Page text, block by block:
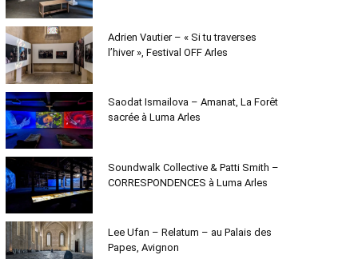
Adrien Vautier – « Si tu traverses
l’hiver », Festival OFF Arles
Saodat Ismailova – Amanat, La Forêt
sacrée à Luma Arles
Soundwalk Collective & Patti Smith –
CORRESPONDENCES à Luma Arles
Lee Ufan – Relatum – au Palais des
Papes, Avignon